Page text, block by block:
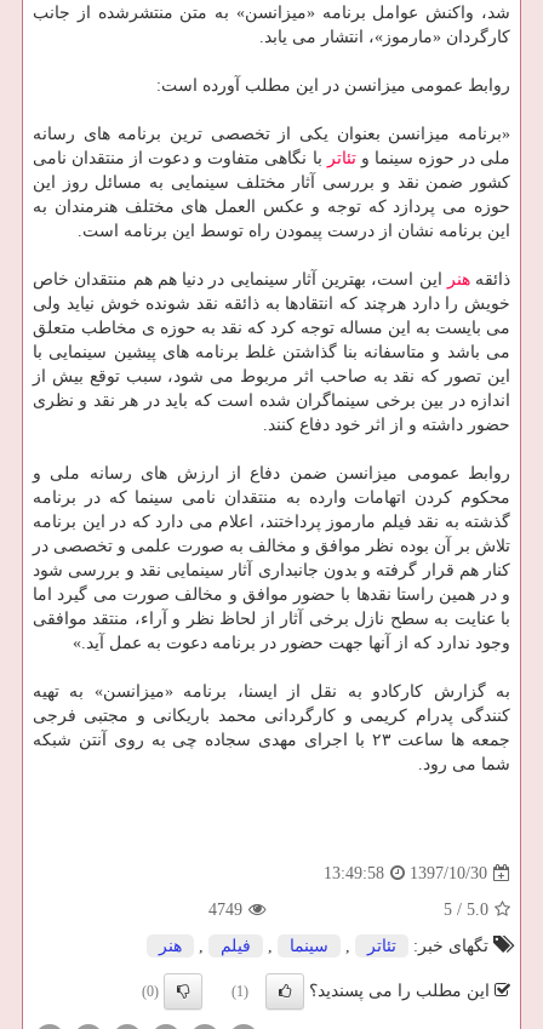
شد، واكنش عوامل برنامه «میزانسن» به متن منتشرشده از جانب
كارگردان «مارموز»، انتشار می یابد.
روابط عمومی میزانسن در این مطلب آورده است:
«برنامه میزانسن بعنوان یكی از تخصصی ترین برنامه های رسانه
ملی در حوزه سینما وتئاتر با نگاهی متفاوت و دعوت از منتقدان نامی
كشور ضمن نقد و بررسی آثار مختلف سینمایی به مسائل روز این
حوزه می پردازد كه توجه و عكس العمل های مختلف هنرمندان به
این برنامه نشان از درست پیمودن راه توسط این برنامه است.
ذائقههنر این است، بهترین آثار سینمایی در دنیا هم هم منتقدان خاص
خویش را دارد هرچند كه انتقادها به ذائقه نقد شونده خوش نیاید ولی
می بایست به این مساله توجه كرد كه نقد به حوزه ی مخاطب متعلق
می باشد و متاسفانه بنا گذاشتن غلط برنامه های پیشین سینمایی با
این تصور كه نقد به صاحب اثر مربوط می شود، سبب توقع بیش از
اندازه در بین برخی سینماگران شده است كه باید در هر نقد و نظری
حضور داشته و از اثر خود دفاع كنند.
روابط عمومی میزانسن ضمن دفاع از ارزش های رسانه ملی و
محكوم كردن اتهامات وارده به منتقدان نامی سینما كه در برنامه
گذشته به نقد فیلم مارموز پرداختند، اعلام می دارد كه در این برنامه
تلاش بر آن بوده نظر موافق و مخالف به صورت علمی و تخصصی در
كنار هم قرار گرفته و بدون جانبداری آثار سینمایی نقد و بررسی شود
و در همین راستا نقدها با حضور موافق و مخالف صورت می گیرد اما
با عنایت به سطح نازل برخی آثار از لحاظ نظر و آراء، منتقد موافقی
وجود ندارد كه از آنها جهت حضور در برنامه دعوت به عمل آید.»
به گزارش كاركادو به نقل از ایسنا، برنامه «میزانسن» به تهیه
كنندگی پدرام كریمی و كارگردانی محمد باریكانی و مجتبی فرجی
جمعه ها ساعت ۲۳ با اجرای مهدی سجاده چی به روی آنتن شبكه
شما می رود.
1397/10/30
13:49:58
5.0
/
5
4749
تگهای خبر:
تئاتر , سینما , فیلم , هنر
این مطلب را می پسندید؟ (1)
(0)